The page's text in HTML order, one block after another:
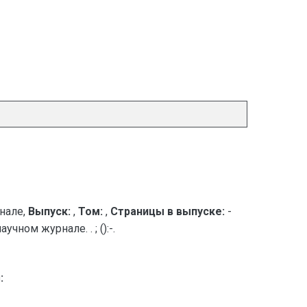
Выпуск: , Том: , Страницы в выпуске: -
журнале. . ; ():-.